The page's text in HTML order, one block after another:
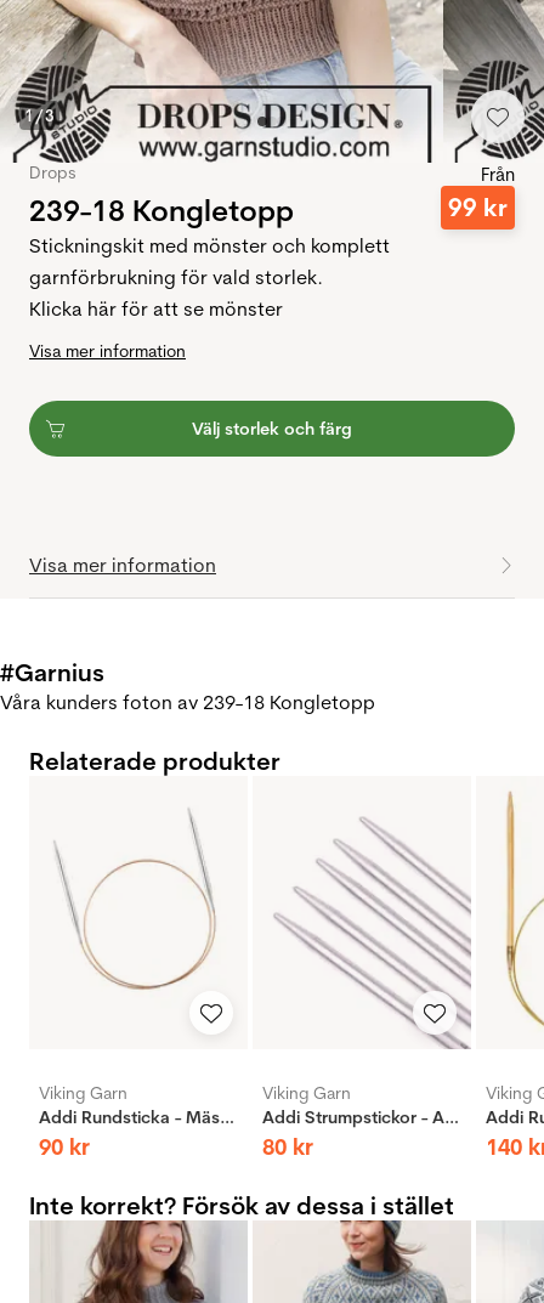
1/3
Drops
239-18 Kongletopp
Från
99 kr
Stickningskit med mönster och komplett
garnförbrukning för vald storlek.
Klicka här för att se mönster
Visa mer information
Välj storlek och färg
Visa mer information
#Garnius
Våra kunders foton av 239-18 Kongletopp
Relaterade produkter
Viking Garn
Addi Rundsticka - Mässing
90 kr
Viking Garn
Addi Strumpstickor - Aluminium
80 kr
Viking
140
Inte korrekt? Försök av dessa i stället